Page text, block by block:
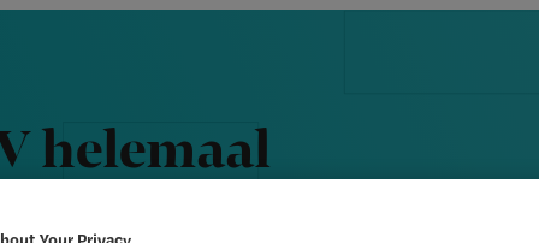
helemaal
Your Privacy